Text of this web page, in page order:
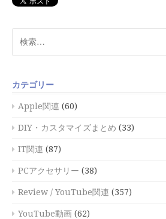
索:
カテゴリー
Apple関連 (60)
DIY・カスタマイズまとめ (33)
IT関連 (87)
PCアクセサリー (38)
Review / YouTube関連 (357)
YouTube動画 (62)